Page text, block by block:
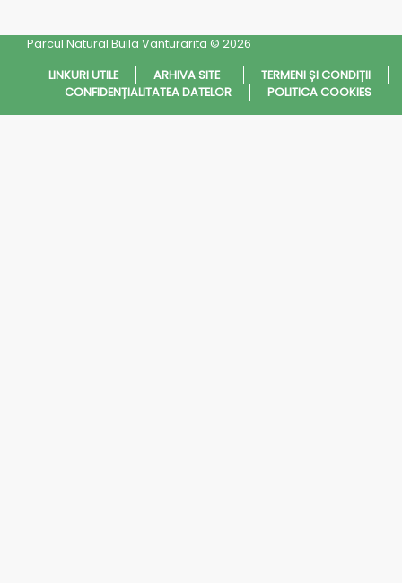
Parcul Natural Buila Vanturarita © 2026
LINKURI UTILE ARHIVA SITE
TERMENI ȘI CONDIȚII
CONFIDENȚIALITATEA DATELOR
POLITICA COOKIES